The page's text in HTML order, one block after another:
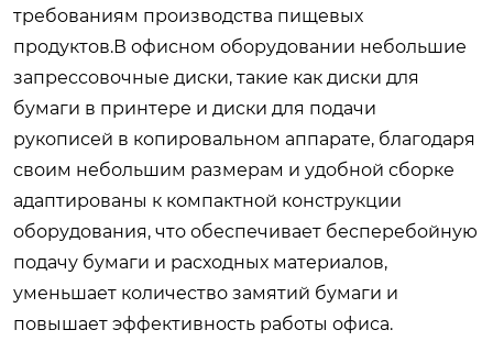
требованиям производства пищевых
продуктов.В офисном оборудовании небольшие
запрессовочные диски, такие как диски для
бумаги в принтере и диски для подачи
рукописей в копировальном аппарате, благодаря
своим небольшим размерам и удобной сборке
адаптированы к компактной конструкции
оборудования, что обеспечивает бесперебойную
подачу бумаги и расходных материалов,
уменьшает количество замятий бумаги и
повышает эффективность работы офиса.